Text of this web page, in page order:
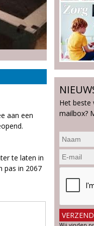
aan een
te laten in
pas in 2067
Het beste
mailbox?